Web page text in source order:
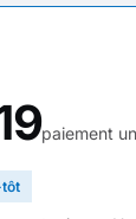
paiement
tôt